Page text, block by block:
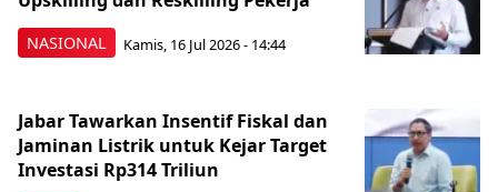
NASIONAL Kamis, 16 Jul 2026 - 14:44
Jabar Tawarkan Insentif Fiskal dan
Jaminan Listrik untuk Kejar Target
Investasi Rp314 Triliun